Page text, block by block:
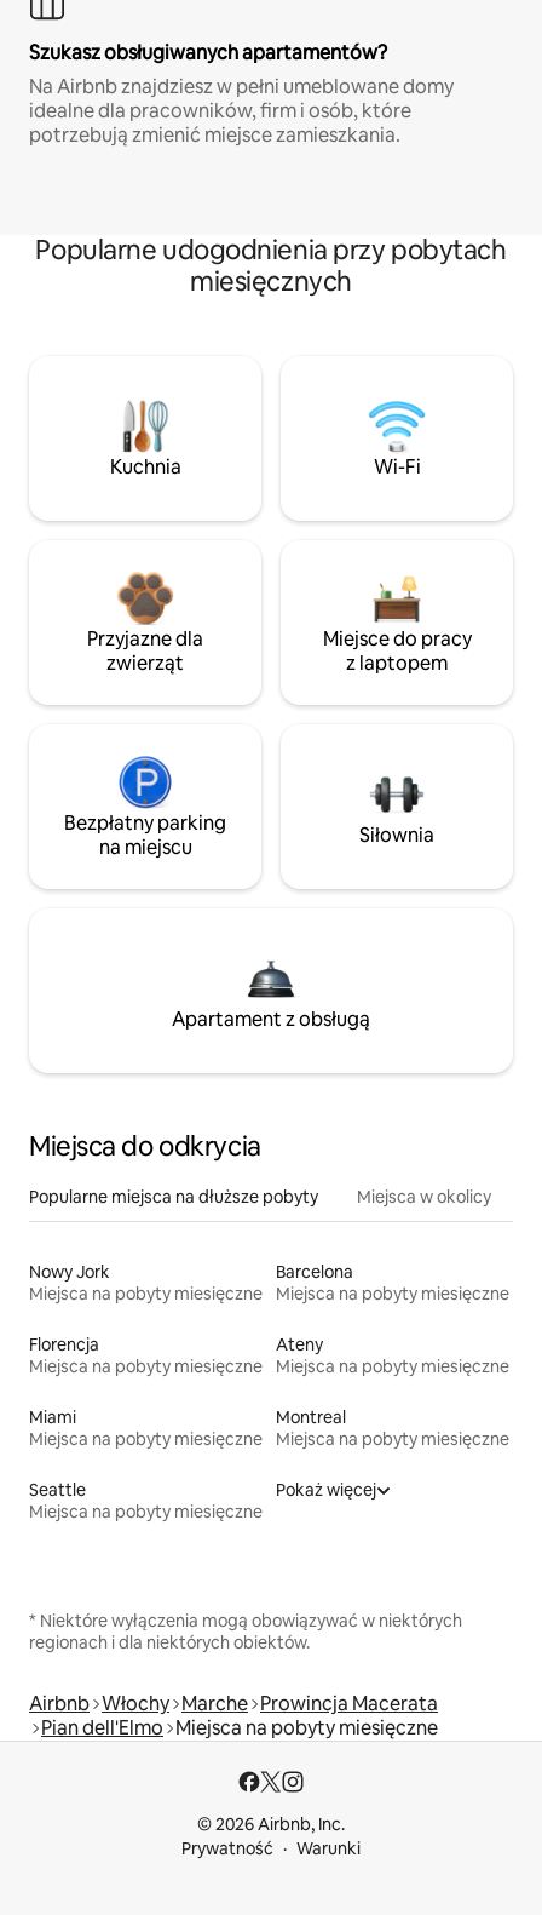
Szukasz obsługiwanych apartamentów?
Na Airbnb znajdziesz w pełni umeblowane domy
idealne dla pracowników, firm i osób, które
potrzebują zmienić miejsce zamieszkania.
Popularne udogodnienia przy pobytach
miesięcznych
Kuchnia Wi-Fi
Przyjazne dla
zwierząt
Miejsce do pracy
z laptopem
Bezpłatny parking
na miejscu
Siłownia
Apartament z obsługą
Miejsca do odkrycia
Popularne miejsca na dłuższe pobyty Miejsca w okolicy
Nowy Jork
Miejsca na pobyty miesięczne
Barcelona
Miejsca na pobyty miesięczne
Florencja
Miejsca na pobyty miesięczne
Ateny
Miejsca na pobyty miesięczne
Miami
Miejsca na pobyty miesięczne
Montreal
Miejsca na pobyty miesięczne
Seattle
Miejsca na pobyty miesięczne
Pokaż więcej
* Niektóre wyłączenia mogą obowiązywać w niektórych
regionach i dla niektórych obiektów.
Airbnb Włochy Marche Prowincja Macerata
Pian dell'Elmo Miejsca na pobyty miesięczne
© 2026 Airbnb, Inc.
Prywatność
Warunki